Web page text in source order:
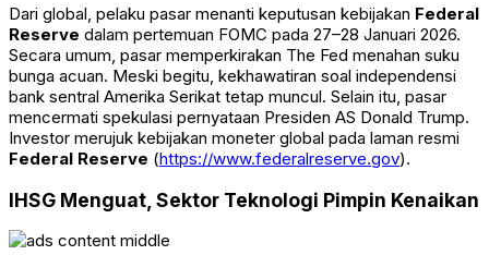
Dari global, pelaku pasar menanti keputusan kebijakan Federal
Reserve dalam pertemuan FOMC pada 27–28 Januari 2026.
Secara umum, pasar memperkirakan The Fed menahan suku
bunga acuan. Meski begitu, kekhawatiran soal independensi
bank sentral Amerika Serikat tetap muncul. Selain itu, pasar
mencermati spekulasi pernyataan Presiden AS Donald Trump.
Investor merujuk kebijakan moneter global pada laman resmi
Federal Reserve (https://www.federalreserve.gov).
IHSG Menguat, Sektor Teknologi Pimpin Kenaikan